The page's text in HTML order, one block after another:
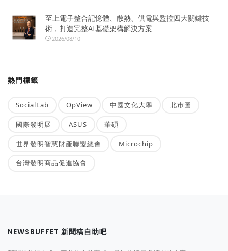
至上電子整合記憶體、散熱、供電與監控四大關鍵技
術，打造完整AI基礎架構解決方案
2026/08/10
熱門標籤
SocialLab OpView 中國文化大學 北市圖
國際發明展 ASUS 華碩
世界發明智慧財產聯盟總會 Microchip
台灣發明商品促進協會
NEWSBUFFET 新聞稿自助吧